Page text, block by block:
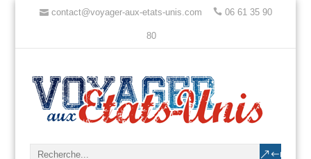
contact@voyager-aux-etats-unis.com 06 61 35 90
80